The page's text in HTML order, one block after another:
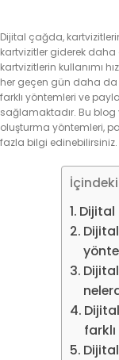
Dijital çağda,
kartvizitler giderek
kartvizitlerin kullanımı
her geçen gün daha da
farklı yöntemleri ve
sağlamaktadır. Bu blog
oluşturma yöntemleri,
fazla bilgi edinebilirsiniz.
Dijital